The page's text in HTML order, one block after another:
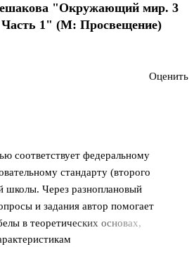
соответствует федеральному
стандарту (второго
школы. Через разноплановый
и задания автор помогает
в теоретических основах,
и закрепить полученные на
"Окружающий мир. 3
Часть 1" (М: Просвещение)
Оценить